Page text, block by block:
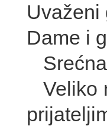
Uvaženi
Dame i
Veliko